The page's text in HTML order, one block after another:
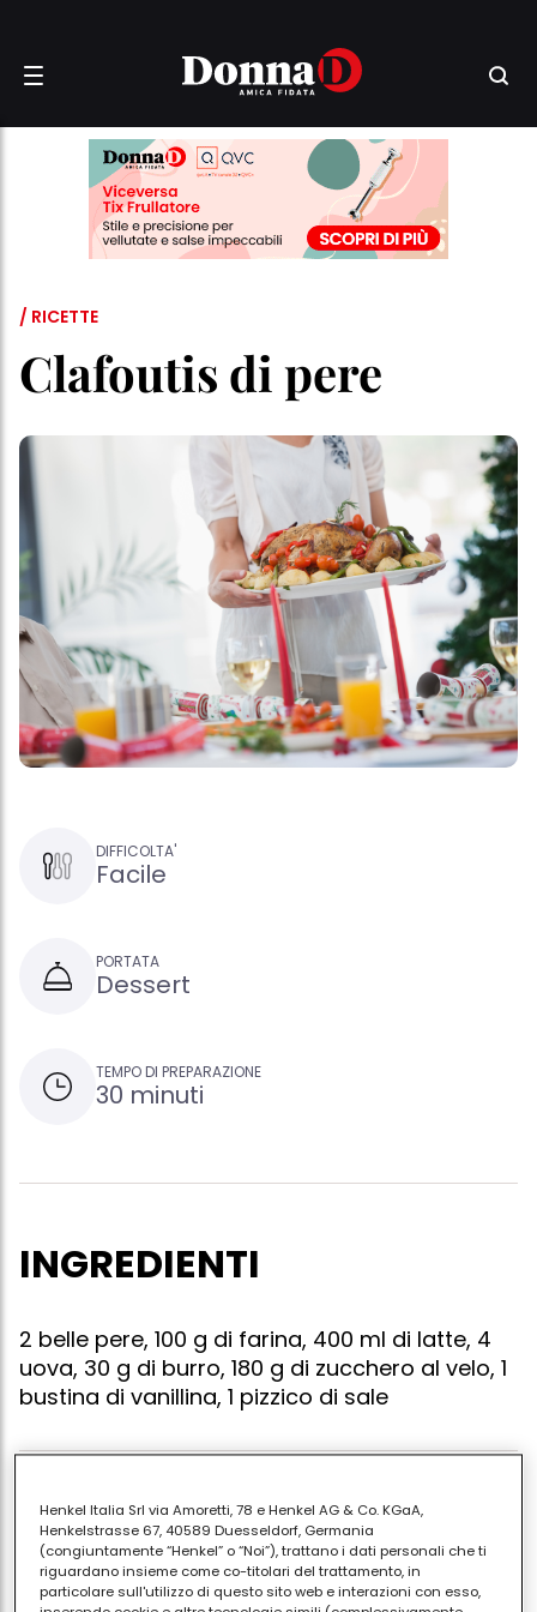
/ RICETTE
Clafoutis di pere
DIFFICOLTA'
Facile
PORTATA
Dessert
TEMPO DI PREPARAZIONE
30 minuti
INGREDIENTI
2 belle pere, 100 g di farina, 400 ml di latte, 4
uova, 30 g di burro, 180 g di zucchero al velo, 1
bustina di vanillina, 1 pizzico di sale
Imburrate ed infarinate una teglia da forno e
disponetevi le pere lavate e tagliate a pezzi. in una
terrina, sbattete bene le uova con lo zucchero, unite
la farina, il latte, il burro fuso, un pizzico di sale e la
Henkel Italia Srl via Amoretti, 78 e Henkel AG & Co. KGaA,
Henkelstrasse 67, 40589 Duesseldorf, Germania
(congiuntamente “Henkel” o “Noi”), trattano i dati personali che ti
riguardano insieme come co-titolari del trattamento, in
particolare sull'utilizzo di questo sito web e interazioni con esso,